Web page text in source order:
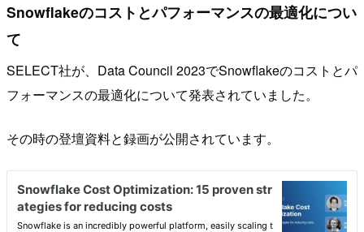
Snowflakeのコストとパフォーマンスの最適化につい
て
SELECT社が、Data Council 2023でSnowflakeのコストとパ
フォーマンスの最適化について発表されていました。
その時の登壇資料と録画が公開されています。